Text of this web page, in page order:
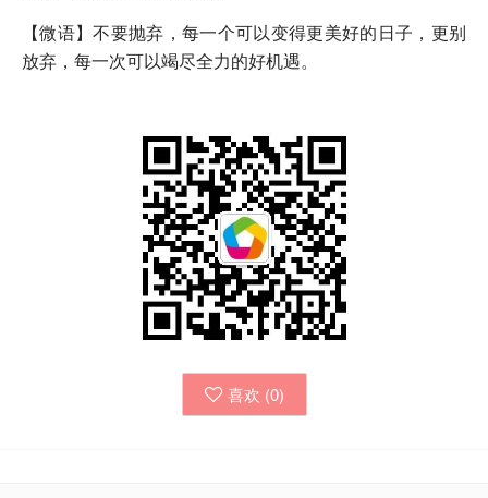
【微语】不要抛弃，每一个可以变得更美好的日子，更别
放弃，每一次可以竭尽全力的好机遇。
喜欢 (0)